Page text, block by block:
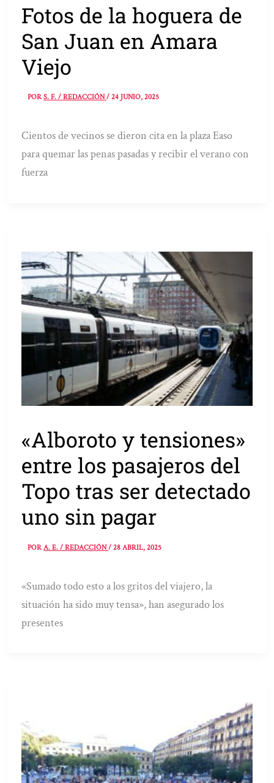
Fotos de la hoguera de
San Juan en Amara
Viejo
PORS. F. / REDACCIÓN/24 JUNIO, 2025
Cientos de vecinos se dieron cita en la plaza Easo
para quemar las penas pasadas y recibir el verano con
fuerza
«Alboroto y tensiones»
entre los pasajeros del
Topo tras ser detectado
uno sin pagar
PORA. E. / REDACCIÓN/28 ABRIL, 2025
«Sumado todo esto a los gritos del viajero, la
situación ha sido muy tensa», han asegurado los
presentes